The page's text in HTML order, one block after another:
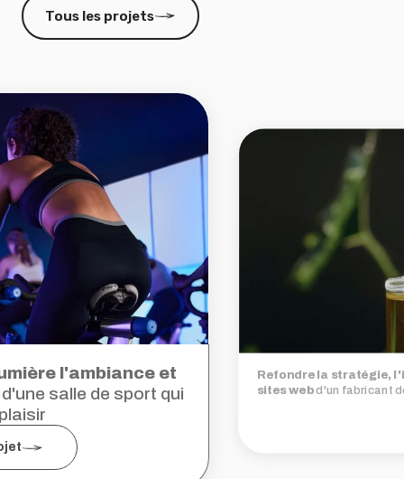
Tous les projets
l'ambiance et
salle de sport qui
Refondre la stratégie,
sites webd'un fabricant